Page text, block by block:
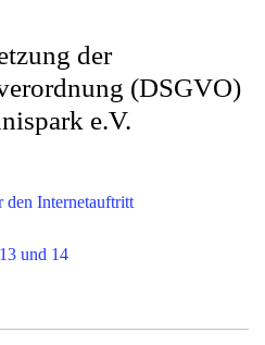
der
(DSGVO)
e.V.
den Internetauftritt
und 14